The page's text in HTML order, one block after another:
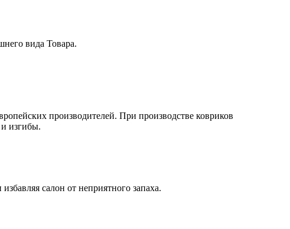
вида Товара.
производителей. При производстве ковриков
изгибы.
салон от неприятного запаха.